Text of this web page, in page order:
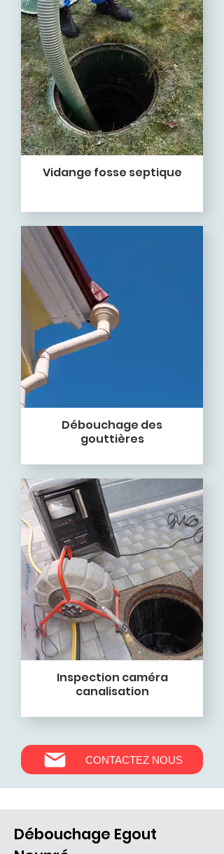
Vidange fosse septique
Débouchage des
gouttières
Inspection caméra
canalisation
CONTACTEZ NOUS
Débouchage Egout